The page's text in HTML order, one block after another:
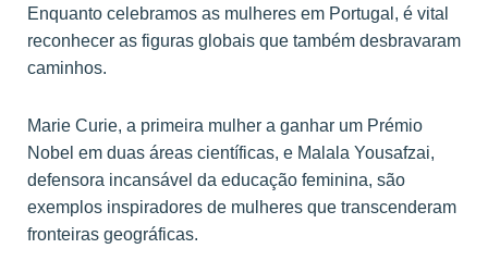
Enquanto celebramos as mulheres em Portugal, é vital
reconhecer as figuras globais que também desbravaram
caminhos.
Marie Curie, a primeira mulher a ganhar um Prémio
Nobel em duas áreas científicas, e Malala Yousafzai,
defensora incansável da educação feminina, são
exemplos inspiradores de mulheres que transcenderam
fronteiras geográficas.